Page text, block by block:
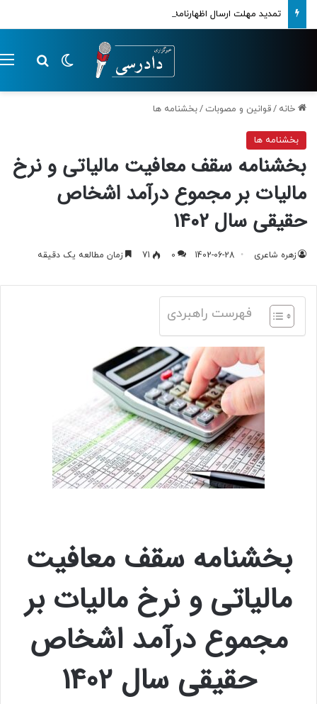
تمدید مهلت ارسال اظهارنامه‌های مالیاتی تا پایان تابستان 1405
تغییر پوسته
خانه /قوانین و مصوبات /بخشنامه ها
بخشنامه ها
بخشنامه سقف معافیت مالیاتی و نرخ
مالیات بر مجموع درآمد اشخاص
حقیقی سال 1402
زهره شاعری 1402-06-28
0
71 زمان مطالعه یک دقیقه
فهرست راهبردی
بخشنامه سقف معافیت
مالیاتی و نرخ مالیات بر
مجموع درآمد اشخاص
حقیقی سال 1402